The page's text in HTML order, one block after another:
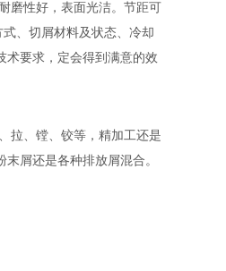
磨性好，表面光洁。节距可
、切屑材料及状态、冷却
术要求，定会得到满意的效
拉、镗、铰等，精加工还是
屑还是各种排放屑混合。